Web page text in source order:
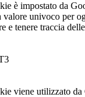
è impostato da
univoco per
e tenere traccia
viene utilizzato